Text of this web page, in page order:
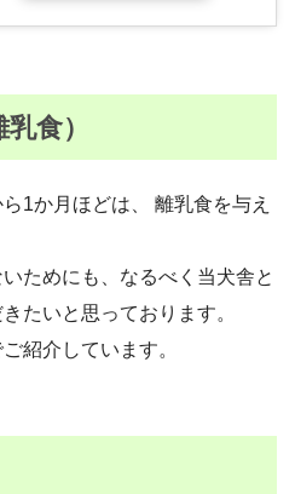
食）
1か月ほどは、 離乳食を与え
ためにも、なるべく当犬舎と
たいと思っております。
ご紹介しています。